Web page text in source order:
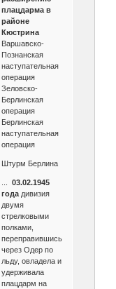
плацдарма в
районе
Кюстрина
Варшавско-
Познанская
наступательная
операция
Зеловско-
Берлинская
операция
Берлинская
наступательная
операция
Штурм Берлина
03.02.1945
года дивизия
двумя
стрелковыми
полками,
переправившись
через Одер по
льду, овладела и
удерживала
плацдарм на